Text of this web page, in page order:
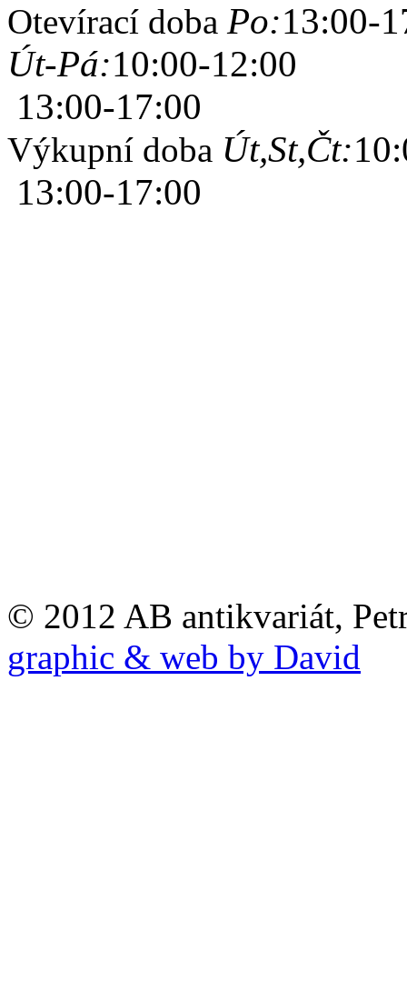
Otevírací doba Po:13:00-
Út-Pá:10:00-12:00
13:00-17:00
Výkupní doba Út,St,Čt:
13:00-17:00
© 2012 AB antikvariát,
graphic & web by David